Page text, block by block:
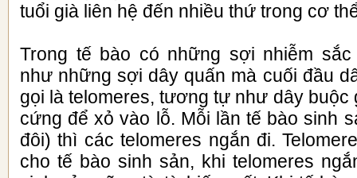
tuổi già liên hệ đến nhiều thứ trong cơ
Trong tế bào có những sợi nhiễm sắc
như những sợi dây quấn mà cuối đầu
gọi là telomeres, tương tự như dây buộc
cứng để xỏ vào lỗ. Mỗi lần tế bào sinh
đôi) thì các telomeres ngắn đi.
cho tế bào sinh sản, khi telomeres